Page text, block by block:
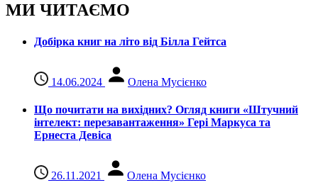
МИ ЧИТАЄМО
Добірка книг на літо від Білла Гейтса
14.06.2024 Олена Мусієнко
Що почитати на вихідних? Огляд книги «Штучний
інтелект: перезавантаження» Гері Маркуса та
Ернеста Девіса
26.11.2021 Олена Мусієнко